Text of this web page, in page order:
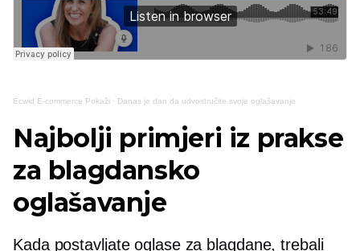
Ecwid E-commerce Pokaži · Danas je dan da udvostručite svoje oglašavanje
Najbolji primjeri iz prakse
za blagdansko
oglašavanje
Kada postavljate oglase za blagdane, trebali